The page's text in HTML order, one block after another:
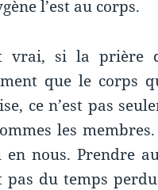
l’est au corps.
vrai, si la prière
que le corps
ce n’est pas
les
en nous. Prendre
pas du temps